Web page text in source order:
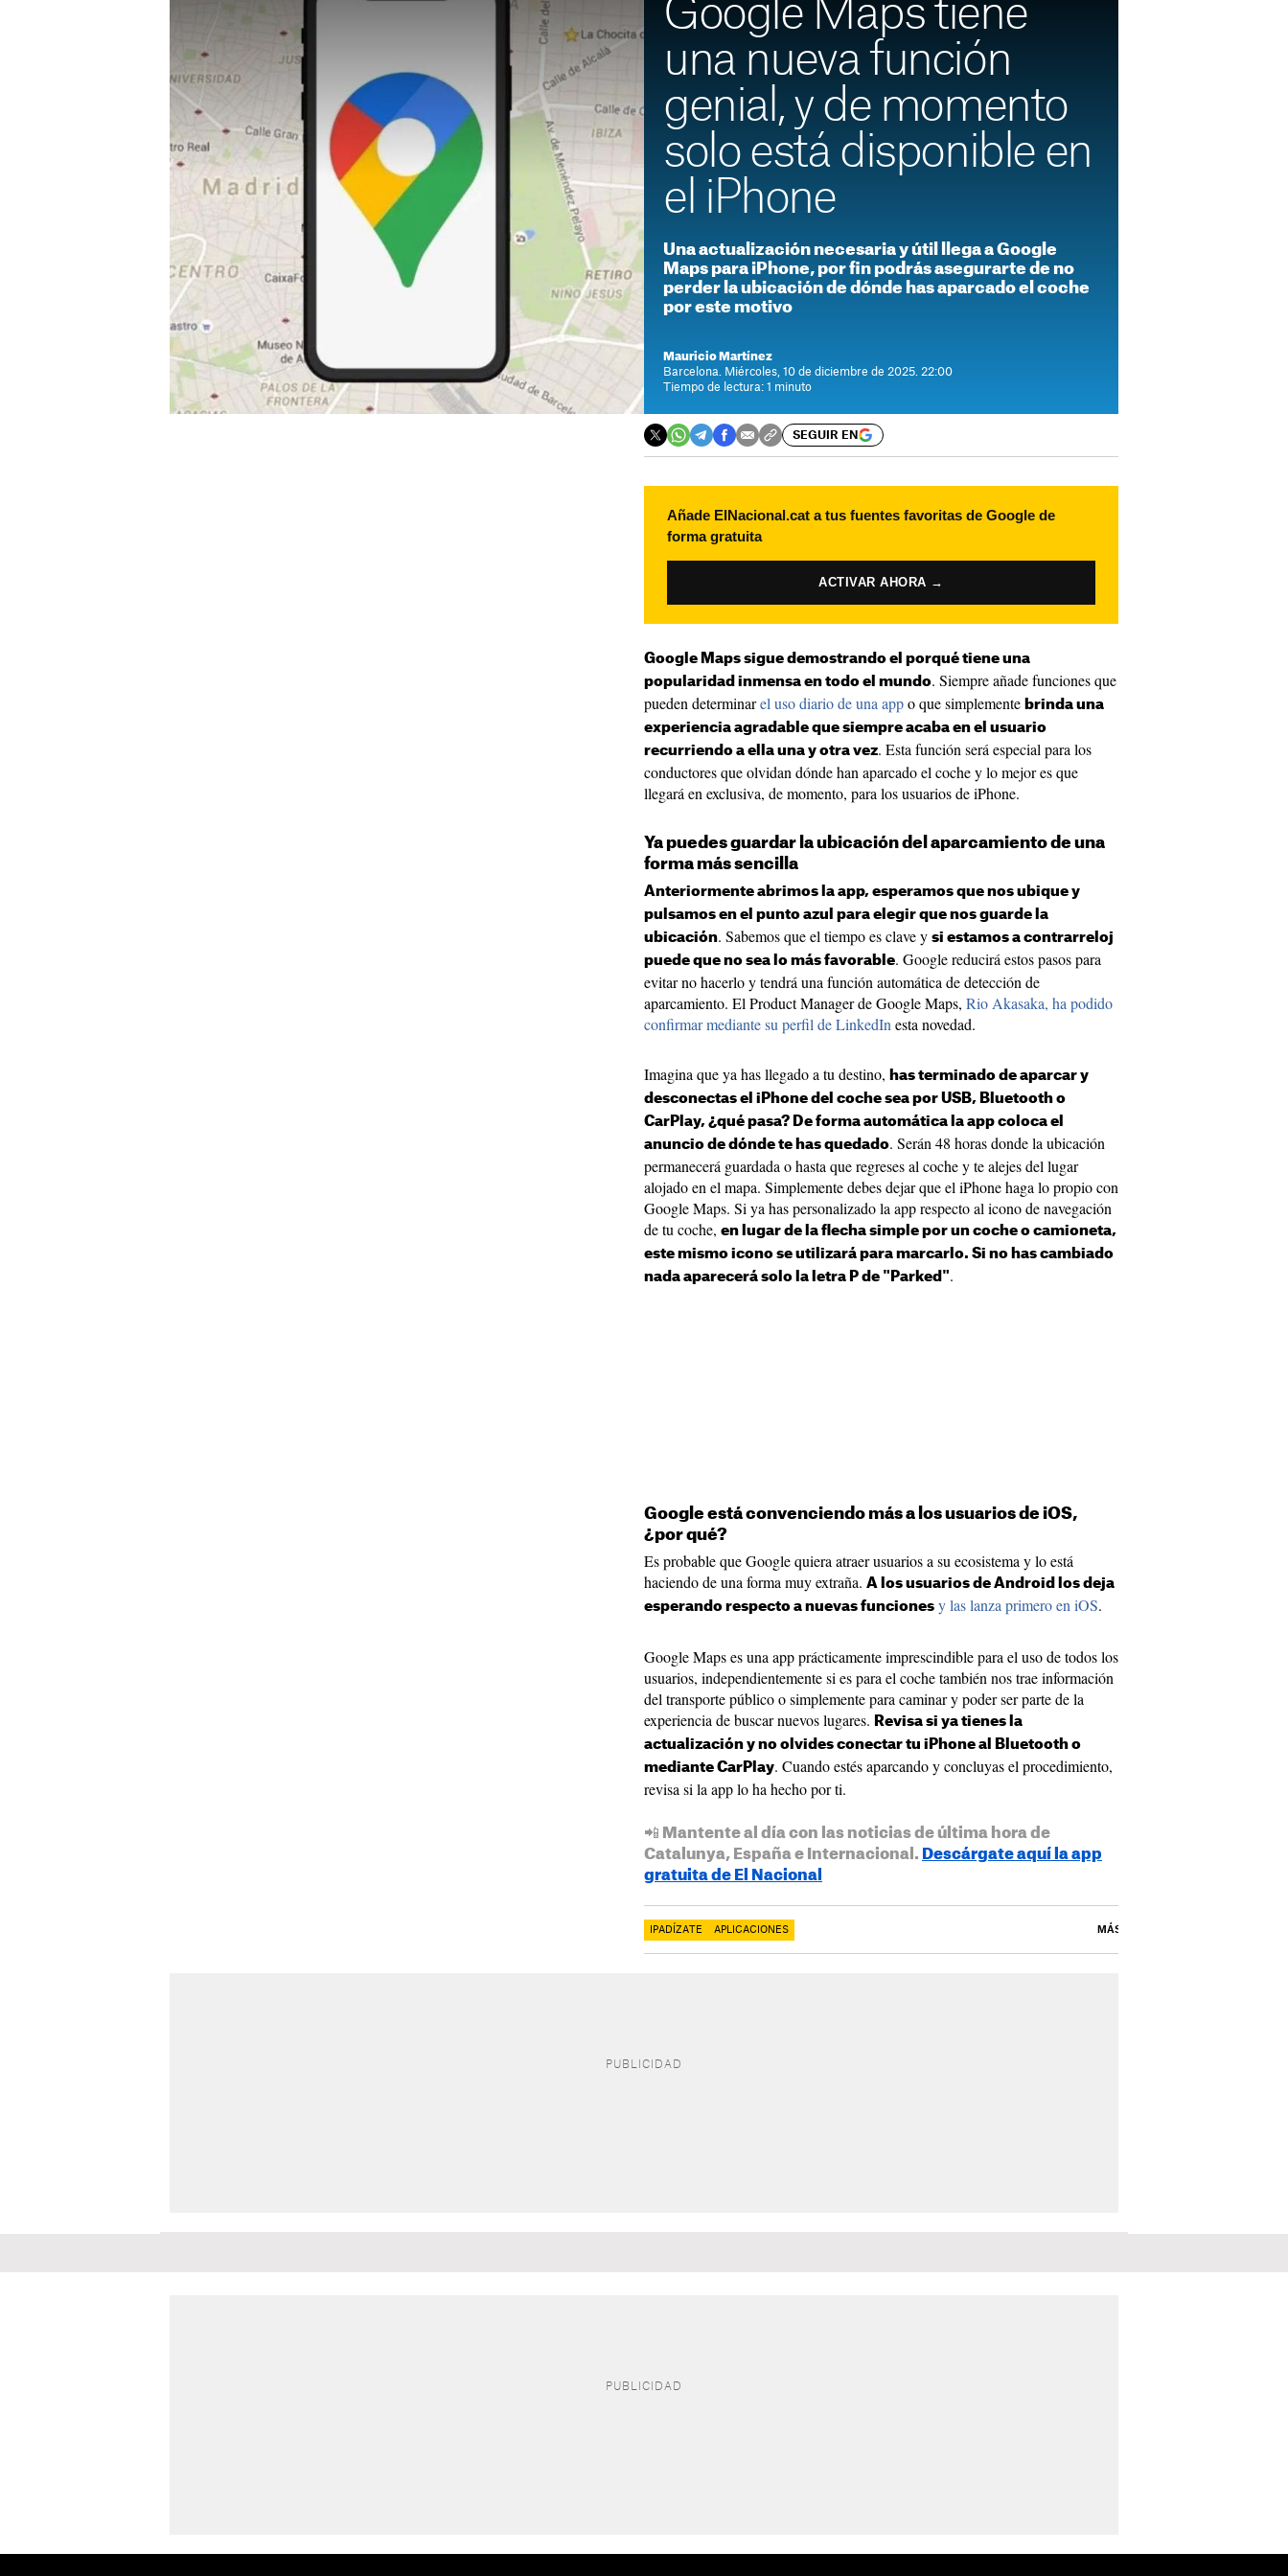
Google Maps tiene
una nueva función
genial, y de momento
solo está disponible en
el iPhone
Una actualización necesaria y útil llega a Google
Maps para iPhone, por fin podrás asegurarte de no
perder la ubicación de dónde has aparcado el coche
por este motivo
Mauricio Martínez
Barcelona. Miércoles, 10 de diciembre de 2025. 22:00
Tiempo de lectura: 1 minuto
SEGUIR EN
Añade ElNacional.cat a tus fuentes favoritas de Google de
forma gratuita
ACTIVAR AHORA →
Google Maps sigue demostrando el porqué tiene una
popularidad inmensa en todo el mundo. Siempre añade funciones que
pueden determinarel uso diario de una appo que simplemente brinda una
experiencia agradable que siempre acaba en el usuario
recurriendo a ella una y otra vez. Esta función será especial para los
conductores que olvidan dónde han aparcado el coche y lo mejor es que
llegará en exclusiva, de momento, para los usuarios de iPhone.
Ya puedes guardar la ubicación del aparcamiento de una
forma más sencilla
Anteriormente abrimos la app, esperamos que nos ubique y
pulsamos en el punto azul para elegir que nos guarde la
ubicación. Sabemos que el tiempo es clave y si estamos a contrarreloj
puede que no sea lo más favorable. Google reducirá estos pasos para
evitar no hacerlo y tendrá una función automática de detección de
aparcamiento. El Product Manager de Google Maps, Rio Akasaka, ha podido
confirmar mediante su perfil de LinkedIn esta novedad.
Imagina que ya has llegado a tu destino, has terminado de aparcar y
desconectas el iPhone del coche sea por USB, Bluetooth o
CarPlay, ¿qué pasa? De forma automática la app coloca el
anuncio de dónde te has quedado. Serán 48 horas donde la ubicación
permanecerá guardada o hasta que regreses al coche y te alejes del lugar
alojado en el mapa. Simplemente debes dejar que el iPhone haga lo propio con
Google Maps. Si ya has personalizado la app respecto al icono de navegación
de tu coche, en lugar de la flecha simple por un coche o camioneta,
este mismo icono se utilizará para marcarlo. Si no has cambiado
nada aparecerá solo la letra P de "Parked".
Google está convenciendo más a los usuarios de iOS,
¿por qué?
Es probable que Google quiera atraer usuarios a su ecosistema y lo está
haciendo de una forma muy extraña. A los usuarios de Android los deja
esperando respecto a nuevas funciones y las lanza primero en iOS.
Google Maps es una app prácticamente imprescindible para el uso de todos los
usuarios, independientemente si es para el coche también nos trae información
del transporte público o simplemente para caminar y poder ser parte de la
experiencia de buscar nuevos lugares. Revisa si ya tienes la
actualización y no olvides conectar tu iPhone al Bluetooth o
mediante CarPlay. Cuando estés aparcando y concluyas el procedimiento,
revisa si la app lo ha hecho por ti.
📲 Mantente al día con las noticias de última hora de
Catalunya, España e Internacional. Descárgate aquí la app
gratuita de El Nacional
IPADÍZATE APLICACIONES MÁS